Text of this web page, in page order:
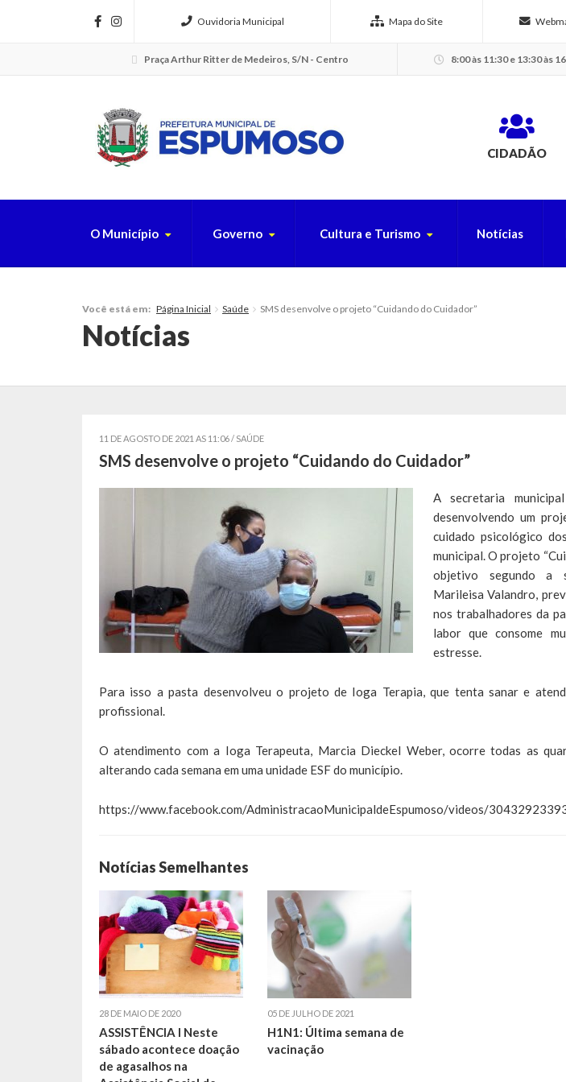
Ouvidoria Municipal Mapa do Site
Praça Arthur Ritter de Medeiros, S/N - Centro 8:00 às 11:30 e 13:30 às
CIDADÃO
O Município Governo Cultura e Turismo Notícias
Você está em: Página Inicial Saúde SMS desenvolve o projeto “Cuidando do Cuidador”
Notícias
11 DE AGOSTO DE 2021 AS 11:06 / SAÚDE
SMS desenvolve o projeto “Cuidando do Cuidador”
A secretaria
desenvolvendo um
cuidado psicológico
municipal. O projeto
objetivo segundo a
Marileisa Valandro,
nos trabalhadores da
labor que consome
estresse.
Para isso a pasta desenvolveu o projeto de Ioga Terapia, que tenta sanar e
profissional.
O atendimento com a Ioga Terapeuta, Marcia Dieckel Weber, ocorre todas as
alterando cada semana em uma unidade ESF do município.
https://www.facebook.com/AdministracaoMunicipaldeEspumoso/videos/
Notícias Semelhantes
28 DE MAIO DE 2020
ASSISTÊNCIA I Neste
sábado acontece doação
de agasalhos na
05 DE JULHO DE 2021
H1N1: Última semana de
vacinação